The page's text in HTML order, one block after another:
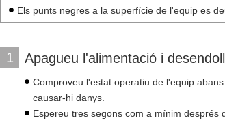
Els punts negres a la superfície de l'equip es
1 Apagueu l'alimentació i
Comproveu l'estat operatiu de l'equip
causar-hi danys.
Espereu tres segons com a mínim després